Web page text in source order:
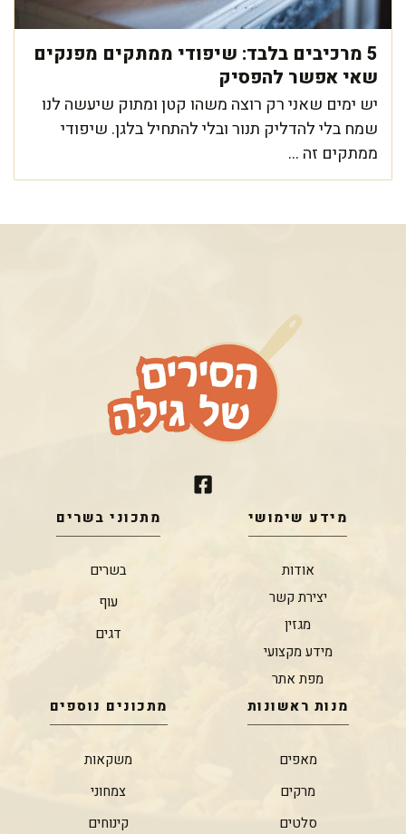
5 מרכיבים בלבד: שיפודי ממתקים מפנקים
שאי אפשר להפסיק
יש ימים שאני רק רוצה משהו קטן ומתוק שיעשה לנו
שמח בלי להדליק תנור ובלי להתחיל בלגן. שיפודי
ממתקים זה ...
מידע שימושי
אודות
יצירת קשר
מגזין
מידע מקצועי
מפת אתר
מתכוני בשרים
בשרים
עוף
דגים
מנות ראשונות
מאפים
מרקים
סלטים
מתכונים נוספים
משקאות
צמחוני
קינוחים